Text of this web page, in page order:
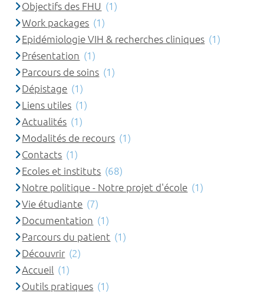
Objectifs des FHU (1)
Work packages (1)
Epidémiologie VIH & recherches cliniques (1)
Présentation (1)
Parcours de soins (1)
Dépistage (1)
Liens utiles (1)
Actualités (1)
Modalités de recours (1)
Contacts (1)
Ecoles et instituts (68)
Notre politique - Notre projet d'école (1)
Vie étudiante (7)
Documentation (1)
Parcours du patient (1)
Découvrir (2)
Accueil (1)
Outils pratiques (1)